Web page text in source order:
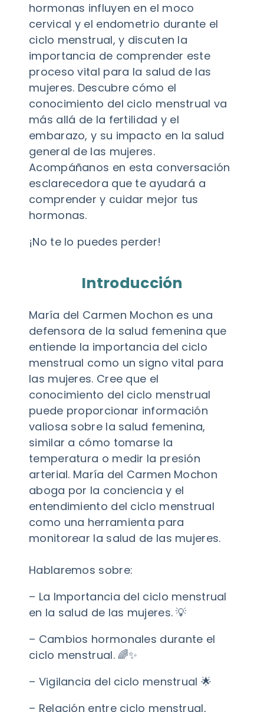
hormonas influyen en el moco
cervical y el endometrio durante el
ciclo menstrual, y discuten la
importancia de comprender este
proceso vital para la salud de las
mujeres. Descubre cómo el
conocimiento del ciclo menstrual va
más allá de la fertilidad y el
embarazo, y su impacto en la salud
general de las mujeres.
Acompáñanos en esta conversación
esclarecedora que te ayudará a
comprender y cuidar mejor tus
hormonas.
¡No te lo puedes perder!
Introducción
María del Carmen Mochon es una
defensora de la salud femenina que
entiende la importancia del ciclo
menstrual como un signo vital para
las mujeres. Cree que el
conocimiento del ciclo menstrual
puede proporcionar información
valiosa sobre la salud femenina,
similar a cómo tomarse la
temperatura o medir la presión
arterial. María del Carmen Mochon
aboga por la conciencia y el
entendimiento del ciclo menstrual
como una herramienta para
monitorear la salud de las mujeres.
Hablaremos sobre:
– La Importancia del ciclo menstrual
en la salud de las mujeres. 💡
– Cambios hormonales durante el
ciclo menstrual. 🌈✨
– Vigilancia del ciclo menstrual 🌟
– Relación entre ciclo menstrual,